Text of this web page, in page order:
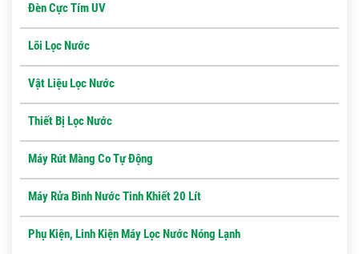
Đèn Cực Tím UV
Lõi Lọc Nước
Vật Liệu Lọc Nước
Thiết Bị Lọc Nước
Máy Rút Màng Co Tự Động
Máy Rửa Bình Nước Tinh Khiết 20 Lít
Phụ Kiện, Linh Kiện Máy Lọc Nước Nóng Lạnh